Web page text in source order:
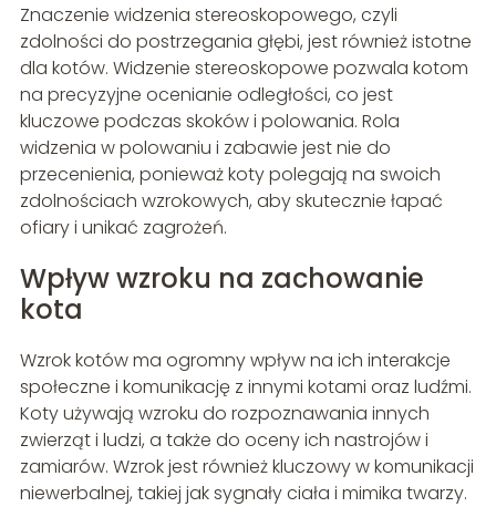
Znaczenie widzenia stereoskopowego, czyli
zdolności do postrzegania głębi, jest również istotne
dla kotów. Widzenie stereoskopowe pozwala kotom
na precyzyjne ocenianie odległości, co jest
kluczowe podczas skoków i polowania. Rola
widzenia w polowaniu i zabawie jest nie do
przecenienia, ponieważ koty polegają na swoich
zdolnościach wzrokowych, aby skutecznie łapać
ofiary i unikać zagrożeń.
Wpływ wzroku na zachowanie
kota
Wzrok kotów ma ogromny wpływ na ich interakcje
społeczne i komunikację z innymi kotami oraz ludźmi.
Koty używają wzroku do rozpoznawania innych
zwierząt i ludzi, a także do oceny ich nastrojów i
zamiarów. Wzrok jest również kluczowy w komunikacji
niewerbalnej, takiej jak sygnały ciała i mimika twarzy.